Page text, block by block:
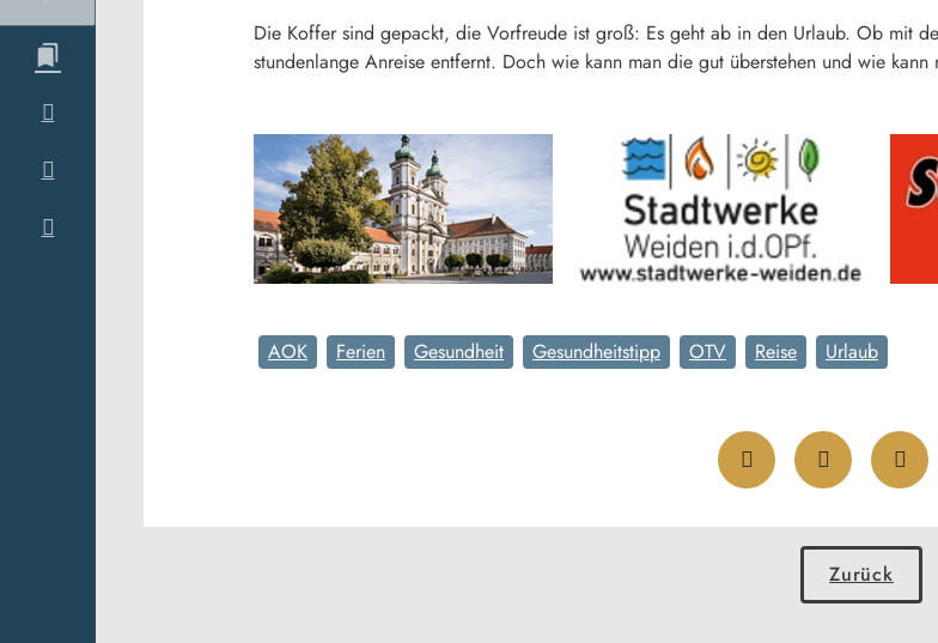
Die Koffer sind gepackt, die Vorfreude ist groß: Es geht ab in den Urlaub. Ob mit
stundenlange Anreise entfernt. Doch wie kann man die gut überstehen und wie
AOK Ferien Gesundheit Gesundheitstipp OTV Reise Urlaub
Zurück